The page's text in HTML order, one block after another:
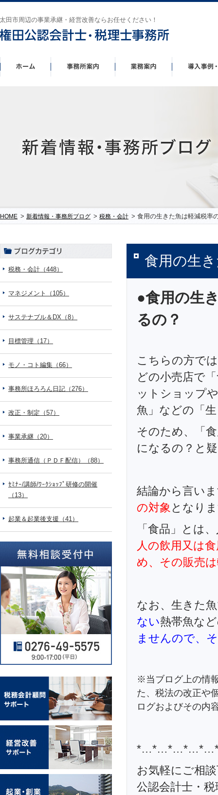
太田市周辺の事業承継・経営改善ならお任せください！
HOME > 新着情報・事務所ブログ > 税務・会計 > 食用の生きた魚は軽減税率
食用の生
●食用の生
るの？
こちらの方で
どの小売店で
ットショップ
魚」などの「
そのため、「
になるの？と
結論から言い
の対象 となり
「食品」とは
人の飲用又は
め、その販売
なお、生きた
ない熱帯魚な
ませんので、
※当ブログ上の情
た、税法の改正や
ログおよびその内
お気軽にご相
公認会計士・
税務・会計（448）
マネジメント（105）
サステナブル＆DX（8）
目標管理（17）
モノ・コト編集（66）
事務所ほろろん日記（276）
改正・制定（57）
事業承継（20）
事務所通信（ＰＤＦ配信）（88）
ｾﾐﾅｰ/講師/ﾜｰｸｼｮｯﾌﾟ研修の開催
（13）
起業＆起業後支援（41）